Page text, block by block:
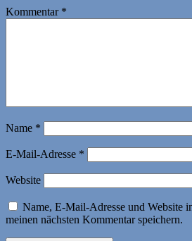
Kommentar *
Name *
E-Mail-Adresse *
Website
Name, E-Mail-Adresse und Website
meinen nächsten Kommentar speichern.